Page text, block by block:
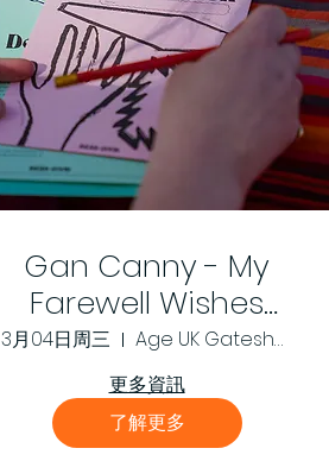
Gan Canny - My
Farewell Wishes
Workshop
3月04日周三
Age UK Gateshead
更多資訊
了解更多